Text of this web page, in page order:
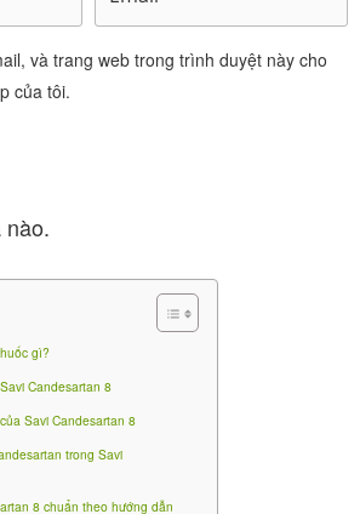
8(tên đầy đủ: SaVi Candesartan
là thuốc điều trị tăng huyết áp
bởi
mạch kê đơn.
Sastan-H 25mg/12.5mg H30v
0₫
cilexetil 8mg
candesartan hoạt động trong cơ
gói phổ biến: hộp
và trang web trong trình duyệt này cho
của tôi.
nào.
gì?
Candesartan 8
Savi Candesartan 8
trong Savi
8 chuẩn theo hướng dẫn